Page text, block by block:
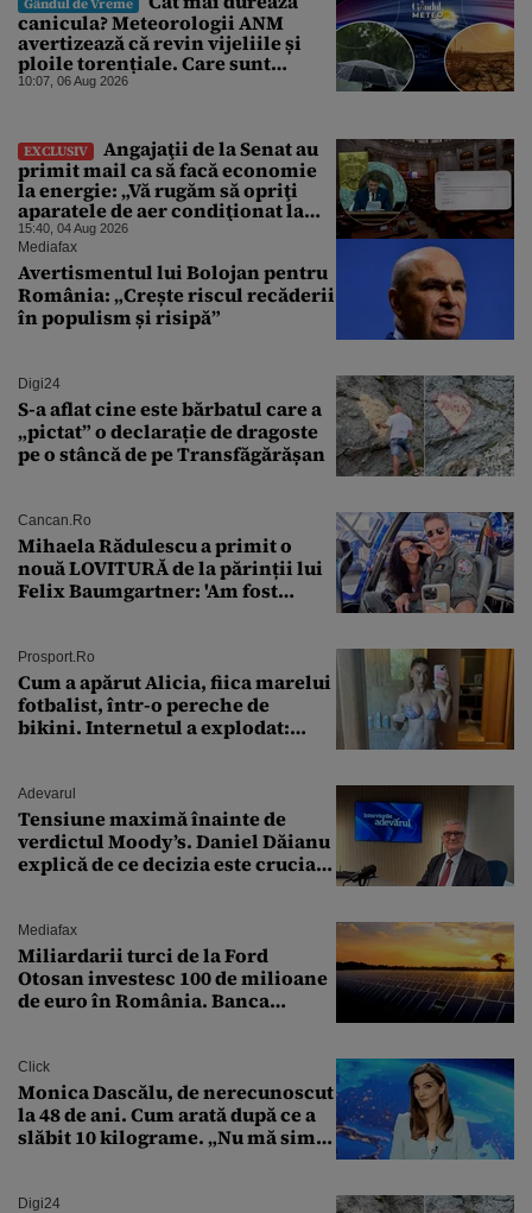
canicula? Meteorologii ANM
avertizează că revin vijeliile și
ploile torențiale. Care sunt
zonele vizate, începând chiar de
10:07, 06 Aug 2026
EXCLUSIV
Angajaţii de la Senat au
primit mail ca să facă economie
la energie: „Vă rugăm să opriţi
aparatele de aer condiţionat la
sfârşitul programului”
15:40, 04 Aug 2026
Mediafax
Avertismentul lui Bolojan pentru
România: „Crește riscul recăderii
în populism și risipă”
Digi24
S-a aflat cine este bărbatul care a
„pictat” o declarație de dragoste
pe o stâncă de pe Transfăgărășan
Cancan.ro
Mihaela Rădulescu a primit o
nouă LOVITURĂ de la părinții lui
Felix Baumgartner: 'Am fost
Prosport.ro
Cum a apărut Alicia, fiica marelui
fotbalist, într-o pereche de
bikini. Internetul a explodat:
Adevarul
Tensiune maximă înainte de
verdictul Moody’s. Daniel Dăianu
explică de ce decizia este crucială
Mediafax
Miliardarii turci de la Ford
Otosan investesc 100 de milioane
de euro în România. Banca
Click
Monica Dascălu, de nerecunoscut
la 48 de ani. Cum arată după ce a
slăbit 10 kilograme. „Nu mă simt
Digi24